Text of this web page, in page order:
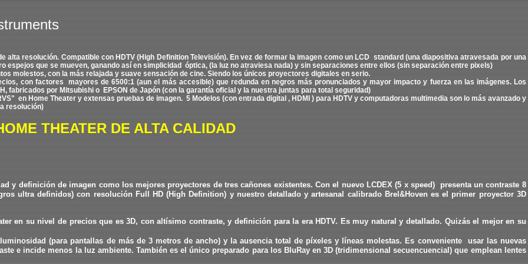
alta resolución. Compatible con HDTV (High Definition Televisión). En vez de formar la imagen como un LCD standard (una diapositiva atravesada por una
espejos que se mueven, ganando así en simplicidad óptica, (la luz no atraviesa nada) y sin separaciones entre ellos (sin separación entrepixels)
molestos, con la más relajada y suave sensación de cine. Siendo los únicos proyectores digitales en serio.
con factores mayores de6500:1 (aun el más accesible) que redunda en negros más pronunciados y mayor impacto y fuerza en las imágenes. Los
fabricados por Mitsubishi oEPSON de Japón (con la garantía oficial y la nuestra juntas para total seguridad)
en Home Theater y extensas pruebas de imagen. 5 Modelos(con entrada digital, HDMI) para HDTV y computadoras multimedia son lo más avanzado y
resolución)
THEATER DE ALTA CALIDAD
y definición de imagen como los mejores proyectores de tres cañones existentes. Con el nuevo LCDEX (5 x speed) presenta un contraste8
ultra definidos) con resolución Full HD (High Definition) y nuestro detallado y artesanal calibrado Brel&Hoven es el primer proyector 3D
en su nivel de precios que es 3D, con altísimo contraste, y definición para la era HDTV. Esmuynatural ydetallado. Quizás el mejor en su
(para pantallas de más de 3 metros de ancho) y la ausencia total de píxeles y líneas molestas. Es conveniente usar las nuevas
e incide menos la luz ambiente. También es el únicopreparado para los BluRay en 3D (tridimensional secuencuencial) que emplean lentes